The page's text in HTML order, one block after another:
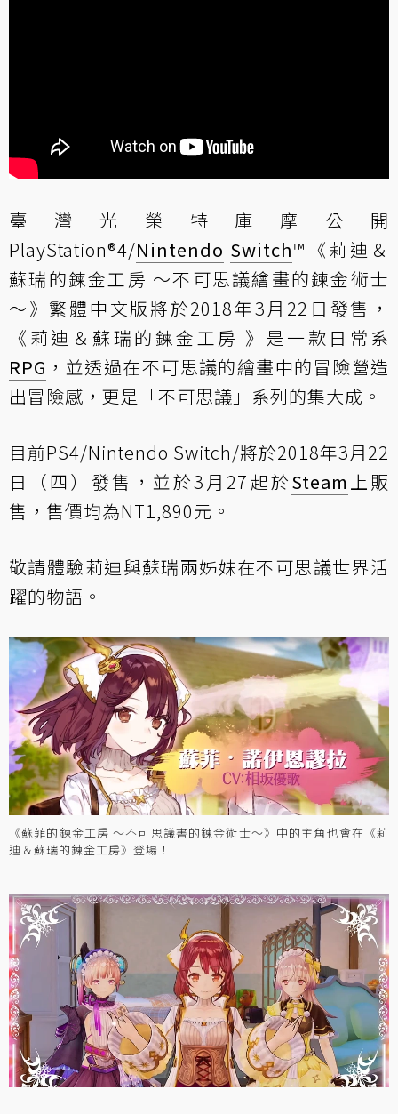
臺灣光榮特庫摩公開
PlayStation®4/Nintendo Switch™《莉迪＆
蘇瑞的鍊金工房 ～不可思議繪畫的鍊金術士
～》繁體中文版將於2018年3月22日發售，
《莉迪＆蘇瑞的鍊金工房 》是一款日常系
RPG ，並透過在不可思議的繪畫中的冒險營造
出冒險感，更是「不可思議」系列的集大成。
目前PS4/Nintendo Switch/將於2018年3月22
日（四）發售，並於3月27起於Steam 上販
售，售價均為NT1,890元。
敬請體驗莉迪與蘇瑞兩姊妹在不可思議世界活
躍的物語。
《蘇菲的鍊金工房 ～不可思議書的鍊金術士～》中的主角也會在《莉
迪＆蘇瑞的鍊金工房》登場！